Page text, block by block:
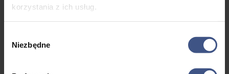
korzystania z ich usług.
zgody
Niezbędne